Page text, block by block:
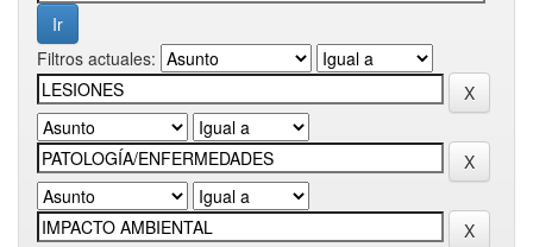
Filtros actuales: